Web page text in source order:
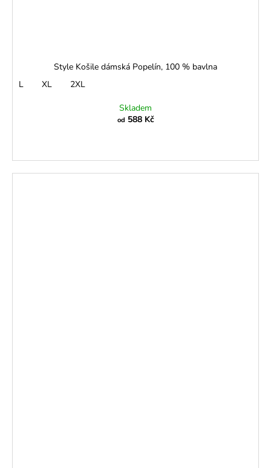
Style Košile dámská Popelín, 100 % bavlna
L
XL 2XL
Skladem
od 588 Kč